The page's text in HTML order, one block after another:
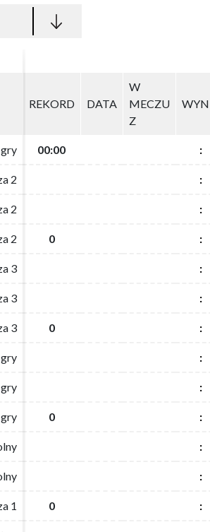
REKORD DATA
W
MECZU
Z
00:00 :
2 :
2 :
2 0 :
3 :
3 :
3 0 :
:
:
0 :
:
:
1 0 :
REKORD DATA
W
MECZU
Z
00:00 :
2 :
2 :
2 0 :
3 :
3 :
3 0 :
:
:
0 :
:
:
1 0 :